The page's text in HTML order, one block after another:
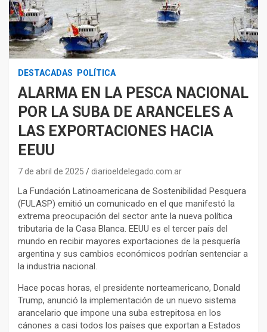
DESTACADAS POLÍTICA
ALARMA EN LA PESCA NACIONAL
POR LA SUBA DE ARANCELES A
LAS EXPORTACIONES HACIA
EEUU
7 de abril de 2025 diarioeldelegado.com.ar
La Fundación Latinoamericana de Sostenibilidad Pesquera
(FULASP) emitió un comunicado en el que manifestó la
extrema preocupación del sector ante la nueva política
tributaria de la Casa Blanca. EEUU es el tercer país del
mundo en recibir mayores exportaciones de la pesquería
argentina y sus cambios económicos podrían sentenciar a
la industria nacional.
Hace pocas horas, el presidente norteamericano, Donald
Trump, anunció la implementación de un nuevo sistema
arancelario que impone una suba estrepitosa en los
cánones a casi todos los países que exportan a Estados